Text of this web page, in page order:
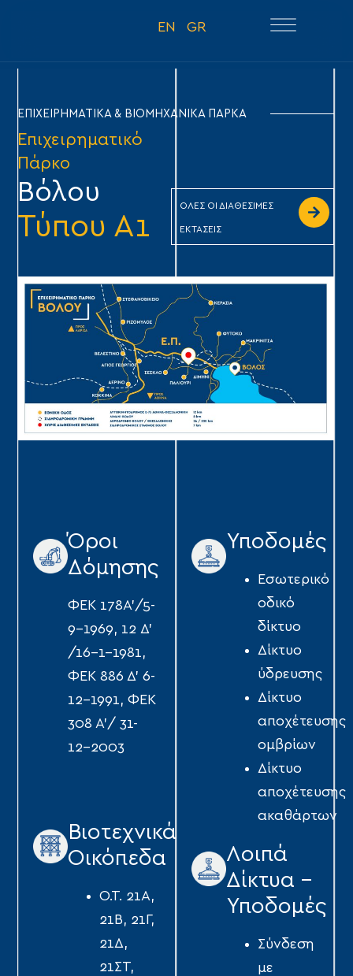
EN GR
ΕΠΙΧΕΙΡΗΜΑΤΙΚΑ & ΒΙΟΜΗΧΑΝΙΚΑ ΠΑΡΚΑ
Επιχειρηματικό
Πάρκο
Βόλου
Τύπου Α1
ΟΛΕΣ ΟΙ ΔΙΑΘΕΣΙΜΕΣ
ΕΚΤΑΣΕΙΣ
Όροι
Δόμησης
ΦΕΚ 178A'/5-
9-1969, 12 Δ'
/16-1-1981,
ΦΕΚ 886 Δ' 6-
12-1991, ΦΕΚ
308 Α'/ 31-
12-2003
Βιοτεχνικά
Οικόπεδα
Ο.Τ. 21Α,
21Β, 21Γ,
21Δ,
21ΣΤ,
Υποδομές
Εσωτερικό
οδικό
δίκτυo
Δίκτυο
ύδρευσης
Δίκτυο
αποχέτευσης
οµβρίων
Δίκτυο
αποχέτευσης
ακαθάρτων
Λοιπά
Δίκτυα -
Υποδομές
Σύνδεση
με